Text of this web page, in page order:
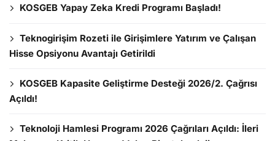
KOSGEB Yapay Zeka Kredi Programı Başladı!
Teknogirişim Rozeti ile Girişimlere Yatırım ve Çalışan
Hisse Opsiyonu Avantajı Getirildi
KOSGEB Kapasite Geliştirme Desteği 2026/2. Çağrısı
Açıldı!
Teknoloji Hamlesi Programı 2026 Çağrıları Açıldı: İleri